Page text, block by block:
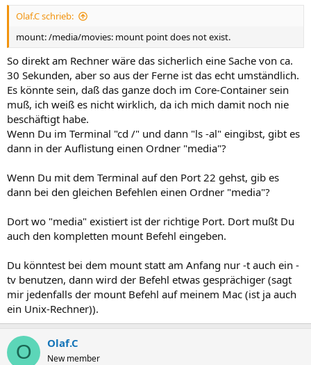
Olaf.C schrieb:
mount: /media/movies: mount point does not exist.
So direkt am Rechner wäre das sicherlich eine Sache von ca.
30 Sekunden, aber so aus der Ferne ist das echt umständlich.
Es könnte sein, daß das ganze doch im Core-Container sein
muß, ich weiß es nicht wirklich, da ich mich damit noch nie
beschäftigt habe.
Wenn Du im Terminal "cd /" und dann "ls -al" eingibst, gibt es
dann in der Auflistung einen Ordner "media"?
Wenn Du mit dem Terminal auf den Port 22 gehst, gib es
dann bei den gleichen Befehlen einen Ordner "media"?
Dort wo "media" existiert ist der richtige Port. Dort mußt Du
auch den kompletten mount Befehl eingeben.
Du könntest bei dem mount statt am Anfang nur -t auch ein -
tv benutzen, dann wird der Befehl etwas gesprächiger (sagt
mir jedenfalls der mount Befehl auf meinem Mac (ist ja auch
ein Unix-Rechner)).
O Olaf.C
New member